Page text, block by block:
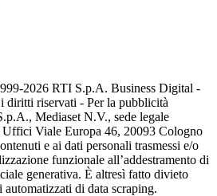
2026 RTI S.p.A. Business Digital -
diritti riservati - Per la pubblicità
Mediaset N.V., sede legale
Uffici Viale Europa 46, 20093 Cologno
e ai dati personali trasmessi e/o
funzionale all’addestramento di
generativa. È altresì fatto divieto
automatizzati di data scraping.